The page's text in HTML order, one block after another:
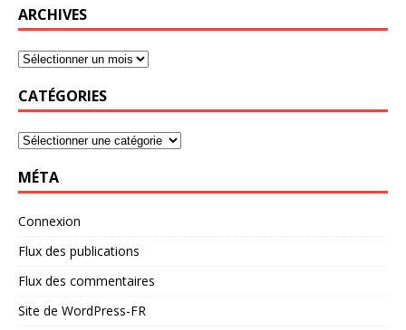
ARCHIVES
CATÉGORIES
MÉTA
Connexion
Flux des publications
Flux des commentaires
Site de WordPress-FR